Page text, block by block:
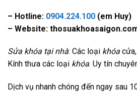
– Hotline: 0904.224.100 (em Huy)
– Website:
Sửa khóa tại nhà: Các loại khóa
Kính thưa các loại khóa. Uy tín
Dịch vụ nhanh chóng đến ngay sau